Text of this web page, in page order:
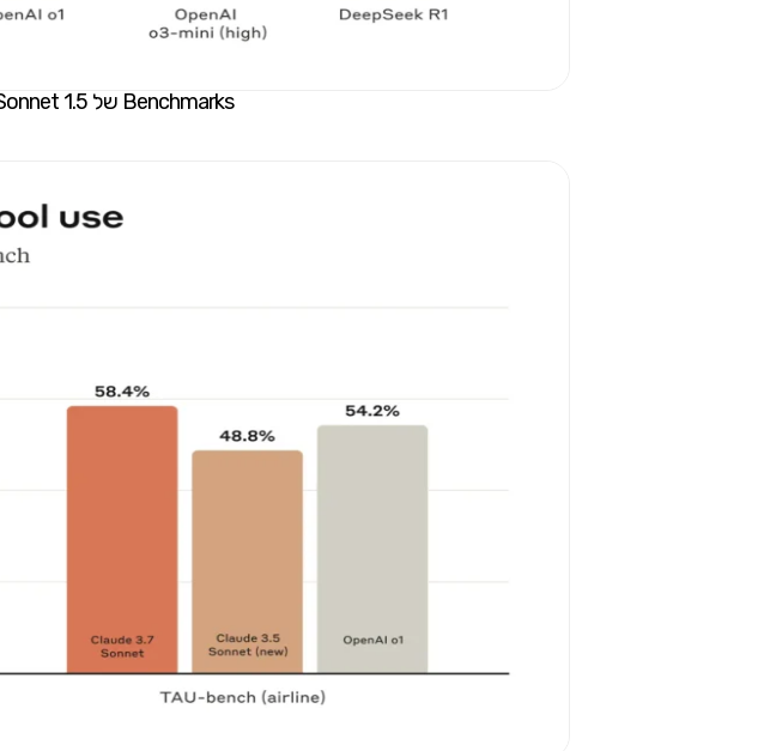
Benchmarks של Claude 3.7 Sonnet 1.5 במבחנים הנדסת תוכנה